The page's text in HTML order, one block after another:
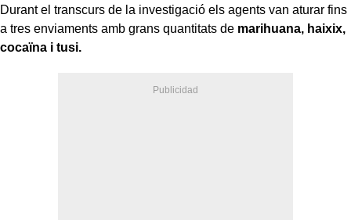
Durant el transcurs de la investigació els agents van aturar fins
a tres enviaments amb grans quantitats de marihuana, haixix,
cocaïna i tusi.